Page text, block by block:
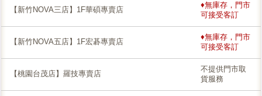
【新竹NOVA三店】1F華碩專賣店
♦無庫存，門市
可接受客訂
【新竹NOVA五店】1F宏碁專賣店
♦無庫存，門市
可接受客訂
【桃園台茂店】羅技專賣店
不提供門市取
貨服務